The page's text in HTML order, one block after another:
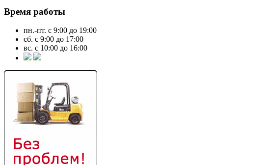
Время работы
пн.-пт. с 9:00 до 19:00
сб. с 9:00 до 17:00
вс. с 10:00 до 16:00